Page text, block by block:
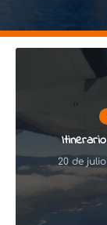
20 de